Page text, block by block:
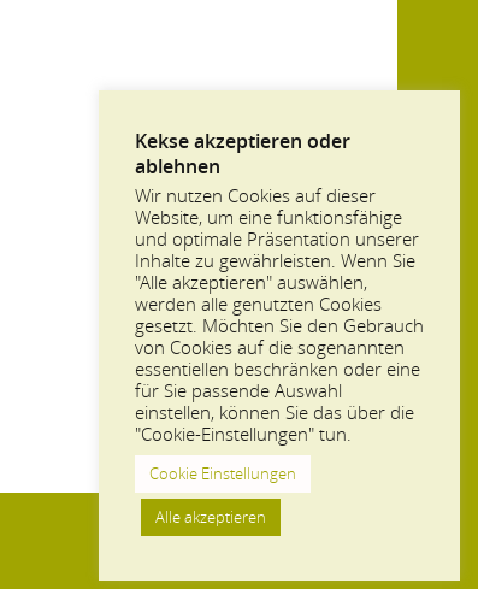
Kekse akzeptieren oder
ablehnen
Wir nutzen Cookies auf dieser
Website, um eine funktionsfähige
und optimale Präsentation unserer
Inhalte zu gewährleisten. Wenn Sie
"Alle akzeptieren" auswählen,
werden alle genutzten Cookies
gesetzt. Möchten Sie den Gebrauch
von Cookies auf die sogenannten
essentiellen beschränken oder eine
für Sie passende Auswahl
einstellen, können Sie das über die
"Cookie-Einstellungen" tun.
Cookie Einstellungen
Alle akzeptieren